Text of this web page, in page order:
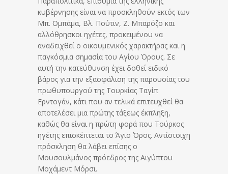
κυβέρνησης είναι να προσκληθούν εκτός των
Μπ. Ομπάμα, Βλ. Πούτιν, Ζ. Μπαρόζο και
αλλόθρησκοι ηγέτες, προκειμένου να
αναδειχθεί ο οικουμενικός χαρακτήρας και η
παγκόσμια σημασία του Αγίου Όρους. Σε
αυτή την κατεύθυνση έχει δοθεί ειδικό
βάρος για την εξασφάλιση της παρουσίας του
πρωθυπουργού της Τουρκίας Ταγίπ
Ερντογάν, κάτι που αν τελικά επιτευχθεί θα
αποτελέσει μια πρώτης τάξεως έκπληξη,
καθώς θα είναι η πρώτη φορά που Τούρκος
ηγέτης επισκέπτεται το Άγιο Όρος. Αντίστοιχη
πρόσκληση θα λάβει επίσης ο
Μουσουλμάνος πρόεδρος της Αιγύπτου
Μοχάμεντ Μόρσι.